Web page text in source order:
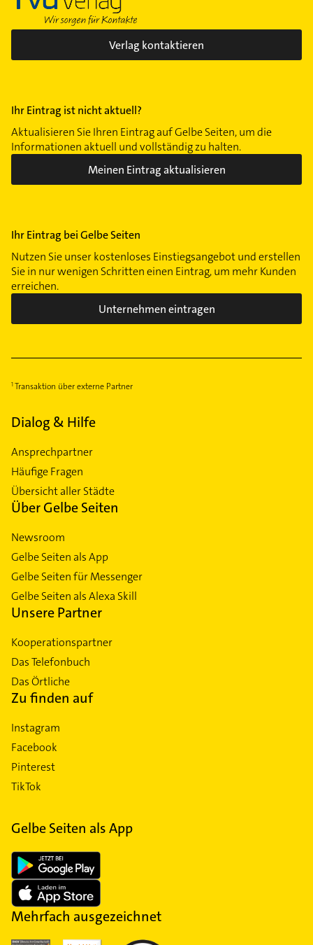
Verlag kontaktieren
Ihr Eintrag ist nicht aktuell?
Aktualisieren Sie Ihren Eintrag auf Gelbe Seiten, um die
Informationen aktuell und vollständig zu halten.
Meinen Eintrag aktualisieren
Ihr Eintrag bei Gelbe Seiten
Nutzen Sie unser kostenloses Einstiegsangebot und erstellen
Sie in nur wenigen Schritten einen Eintrag, um mehr Kunden
erreichen.
Unternehmen eintragen
Transaktion über externe Partner
Dialog & Hilfe
Ansprechpartner
Häufige Fragen
Übersicht aller Städte
Über Gelbe Seiten
Newsroom
Gelbe Seiten als App
Gelbe Seiten für Messenger
Gelbe Seiten als Alexa Skill
Unsere Partner
Kooperationspartner
Das Telefonbuch
Das Örtliche
Zu finden auf
Instagram
Facebook
Pinterest
TikTok
Gelbe Seiten als App
Mehrfach ausgezeichnet